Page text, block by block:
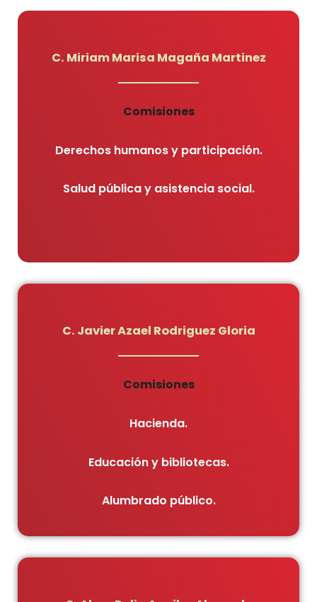
C. Miriam Marisa Magaña Martinez
Comisiones
Derechos humanos y participación.
Salud pública y asistencia social.
C. Javier Azael Rodriguez Gloria
Comisiones
Hacienda.
Educación y bibliotecas.
Alumbrado público.